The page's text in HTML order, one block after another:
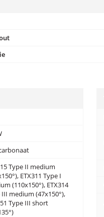
Type II medium
ETX311 Type I
(110x150°), ETX314
III medium (47x150°),
Type III short